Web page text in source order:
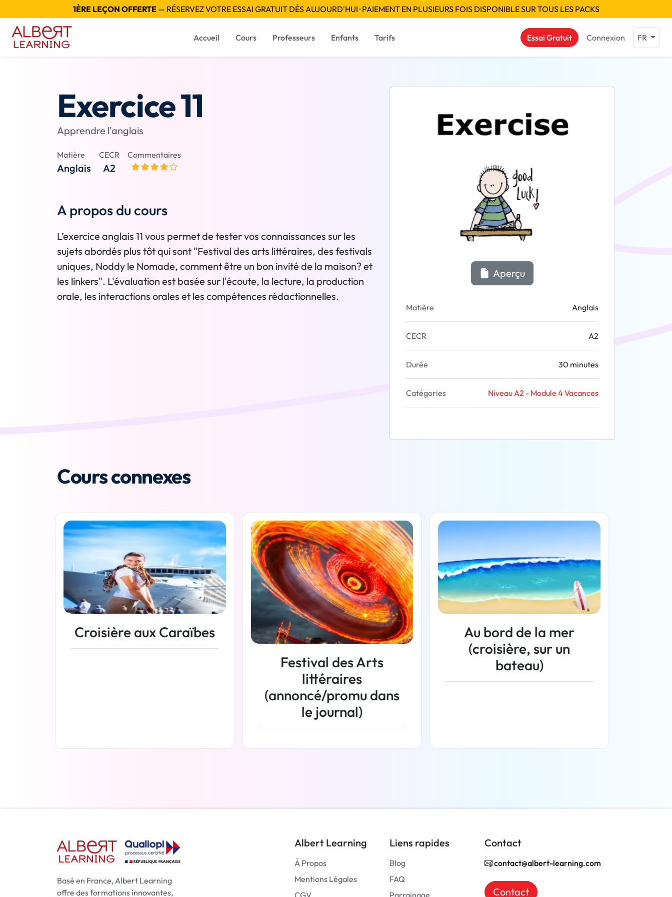
1ÈRE LEÇON OFFERTE— RÉSERVEZ VOTRE ESSAI GRATUIT DÈS AUJOURD'HUI · PAIEMENT EN PLUSIEURS FOIS DISPONIBLE SUR TOUS LES PACKS
Accueil Cours Professeurs Enfants Tarifs Essai Gratuit Connexion FR
Exercice 11
Apprendre l'anglais
Matière
Anglais
CECR
A2
Commentaires
A propos du cours
L’exercice anglais 11 vous permet de tester vos connaissances sur les
sujets abordés plus tôt qui sont "Festival des arts littéraires, des festivals
uniques, Noddy le Nomade, comment être un bon invité de la maison? et
les linkers". L'évaluation est basée sur l'écoute, la lecture, la production
orale, les interactions orales et les compétences rédactionnelles.
Aperçu
Matière Anglais
CECR A2
Durée 30 minutes
Catégories Niveau A2 - Module 4 Vacances
Cours connexes
Croisière aux Caraïbes
Festival des Arts
littéraires
(annoncé/promu dans
le journal)
Au bord de la mer
(croisière, sur un
bateau)
Basé en France, Albert Learning
offre des formations innovantes,
Albert Learning
À Propos
Mentions Légales
CGV
Liens rapides
Blog
FAQ
Parrainage
Contact
contact@albert-learning.com
Contact